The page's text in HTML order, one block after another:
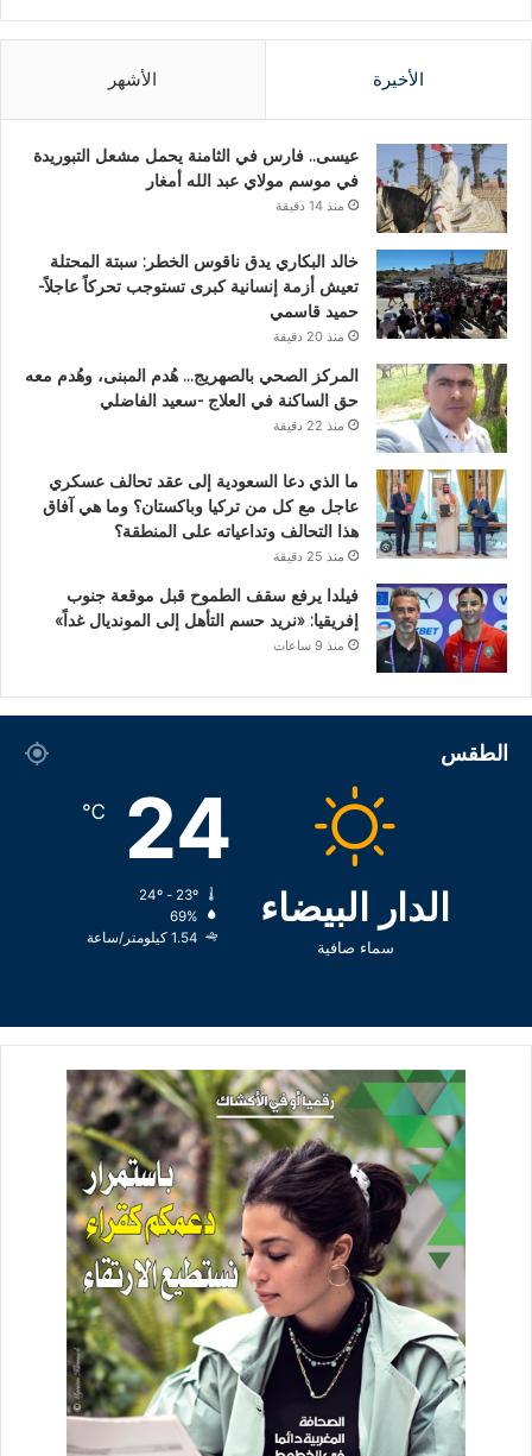
الأخيرة الأشهر
عيسى.. فارس في الثامنة يحمل مشعل التبوريدة
في موسم مولاي عبد الله أمغار
منذ 14 دقيقة
خالد البكاري يدق ناقوس الخطر: سبتة المحتلة
تعيش أزمة إنسانية كبرى تستوجب تحركاً عاجلاً-
حميد قاسمي
منذ 20 دقيقة
المركز الصحي بالصهريج… هُدم المبنى، وهُدم معه
حق الساكنة في العلاج -سعيد الفاضلي
منذ 22 دقيقة
ما الذي دعا السعودية إلى عقد تحالف عسكري
عاجل مع كل من تركيا وباكستان؟ وما هي آفاق
هذا التحالف وتداعياته على المنطقة؟
منذ 25 دقيقة
فيلدا يرفع سقف الطموح قبل موقعة جنوب
إفريقيا: «نريد حسم التأهل إلى المونديال غداً»
منذ 9 ساعات
الطقس
الدار البيضاء
سماء صافية
24
℃
69%
1.54 كيلومتر/ساعة